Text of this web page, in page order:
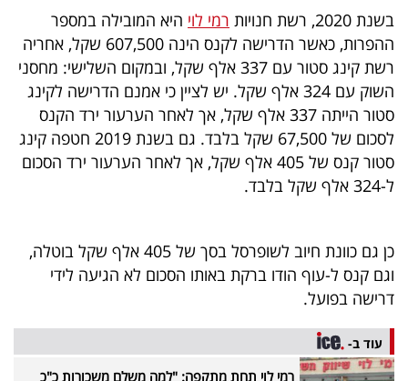
בשנת 2020, רשת חנויות רמי לוי היא המובילה במספר
ההפרות, כאשר הדרישה לקנס הינה 607,500 שקל, אחריה
רשת קינג סטור עם 337 אלף שקל, ובמקום השלישי: מחסני
השוק עם 324 אלף שקל. יש לציין כי אמנם הדרישה לקינג
סטור הייתה 337 אלף שקל, אך לאחר הערעור ירד הקנס
לסכום של 67,500 שקל בלבד. גם בשנת 2019 חטפה קינג
סטור קנס של 405 אלף שקל, אך לאחר הערעור ירד הסכום
ל-324 אלף שקל בלבד.
כן גם כוונת חיוב לשופרסל בסך של 405 אלף שקל בוטלה,
וגם קנס ל-עוף הודו ברקת באותו הסכום לא הגיעה לידי
דרישה בפועל.
עוד ב-
רמי לוי תחת מתקפה: "למה משלם משכורות כ"כ